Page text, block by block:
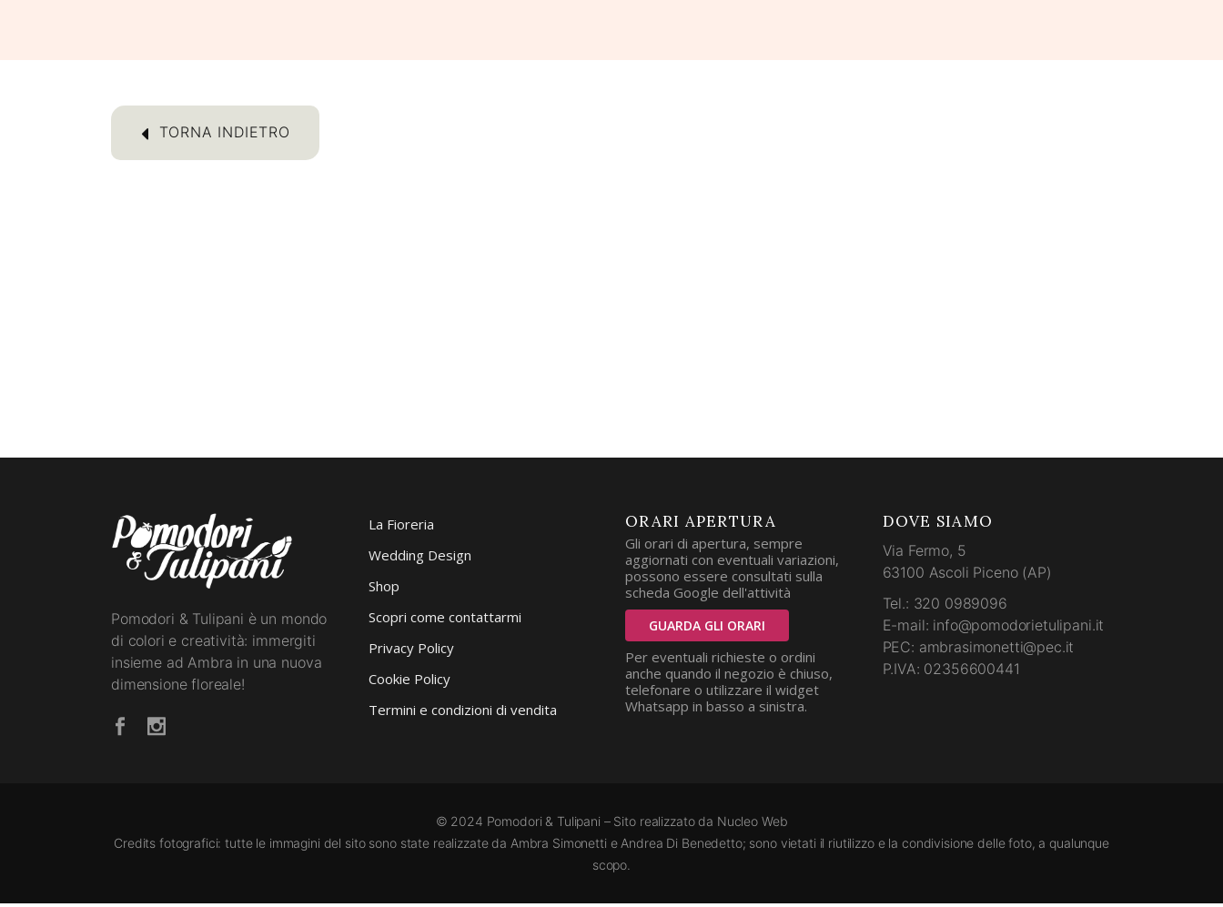
TORNA INDIETRO
Pomodori & Tulipani è un mondo
di colori e creatività: immergiti
insieme ad Ambra in una nuova
dimensione floreale!
La Fioreria
Wedding Design
Shop
Scopri come contattarmi
Privacy Policy
Cookie Policy
Termini e condizioni di vendita
ORARI APERTURA
Gli orari di apertura, sempre
aggiornati con eventuali variazioni,
possono essere consultati sulla
scheda Google dell'attività
GUARDA GLI ORARI
Per eventuali richieste o ordini
anche quando il negozio è chiuso,
telefonare o utilizzare il widget
Whatsapp in basso a sinistra.
DOVE SIAMO
Via Fermo, 5
63100 Ascoli Piceno (AP)
Tel.: 320 0989096
E-mail: info@pomodorietulipani.it
PEC: ambrasimonetti@pec.it
P.IVA: 02356600441
© 2024 Pomodori & Tulipani – Sito realizzato da Nucleo Web
Credits fotografici: tutte le immagini del sito sono state realizzate da Ambra Simonetti e Andrea Di Benedetto; sono vietati il riutilizzo e la condivisione delle foto, a qualunque
scopo.